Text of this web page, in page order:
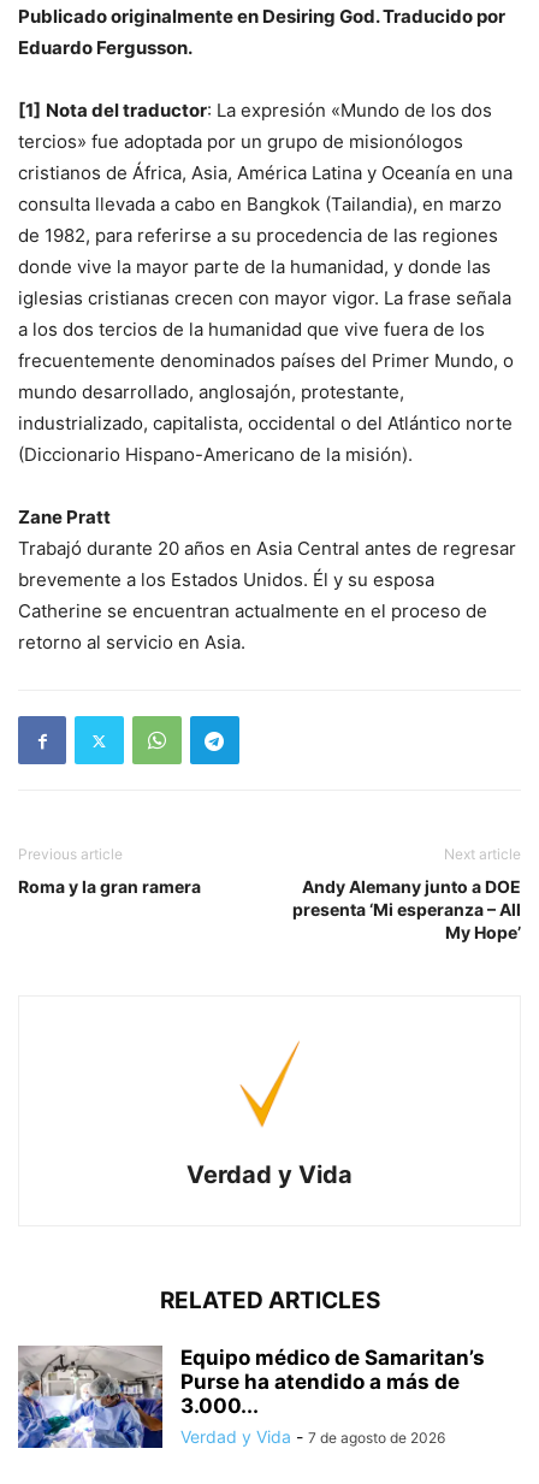
Publicado originalmente en Desiring God. Traducido por
Eduardo Fergusson.
[1] Nota del traductor: La expresión «Mundo de los dos
tercios» fue adoptada por un grupo de misionólogos
cristianos de África, Asia, América Latina y Oceanía en una
consulta llevada a cabo en Bangkok (Tailandia), en marzo
de 1982, para referirse a su procedencia de las regiones
donde vive la mayor parte de la humanidad, y donde las
iglesias cristianas crecen con mayor vigor. La frase señala
a los dos tercios de la humanidad que vive fuera de los
frecuentemente denominados países del Primer Mundo, o
mundo desarrollado, anglosajón, protestante,
industrializado, capitalista, occidental o del Atlántico norte
(Diccionario Hispano-Americano de la misión).
Zane Pratt
Trabajó durante 20 años en Asia Central antes de regresar
brevemente a los Estados Unidos. Él y su esposa
Catherine se encuentran actualmente en el proceso de
retorno al servicio en Asia.
Previous article
Roma y la gran ramera
Next article
Andy Alemany junto a DOE
presenta ‘Mi esperanza – All
My Hope’
Verdad y Vida
RELATED ARTICLES
Equipo médico de Samaritan’s
Purse ha atendido a más de
3.000...
Verdad y Vida - 7 de agosto de 2026